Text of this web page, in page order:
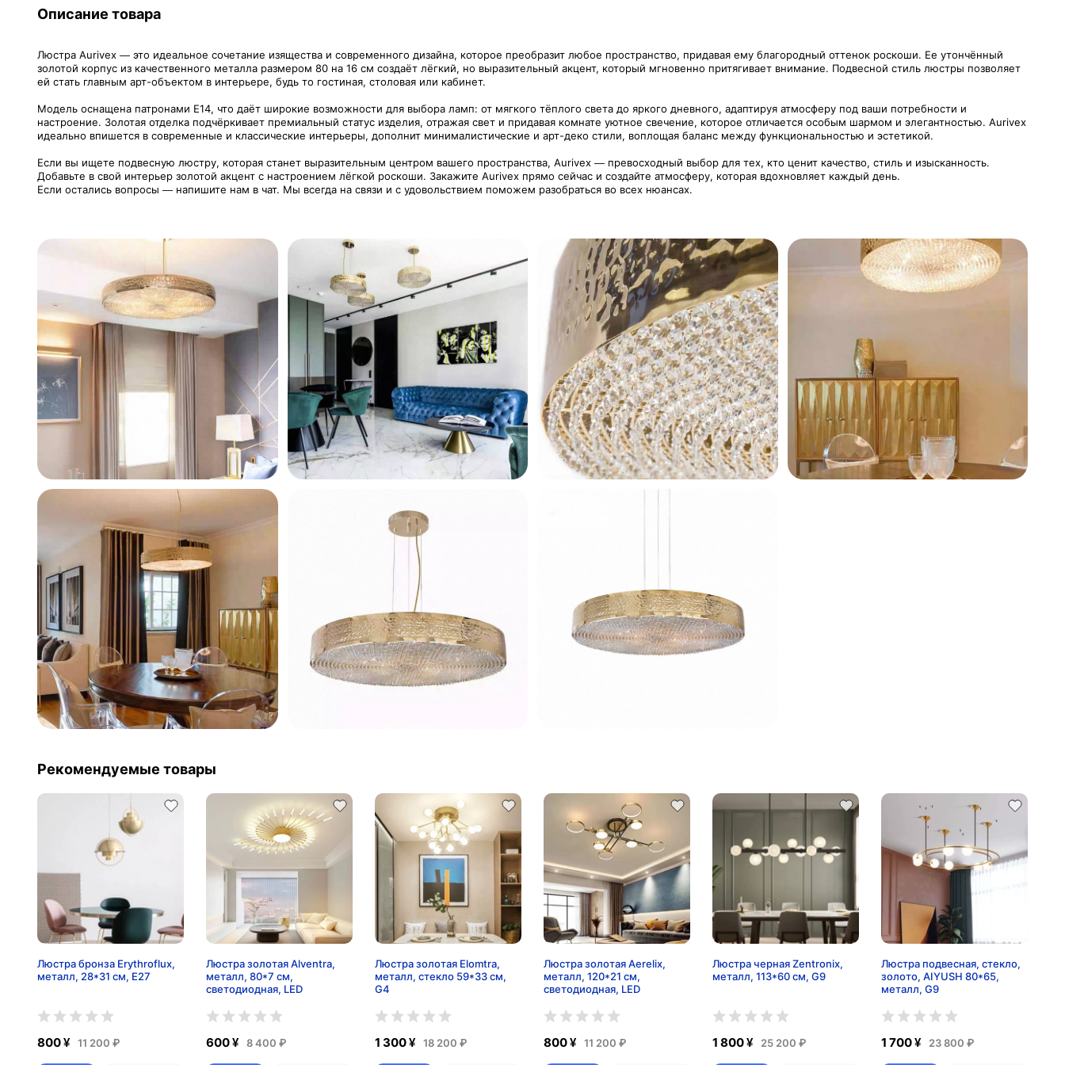
Описание товара
Люстра Aurivex — это идеальное сочетание изящества и современного дизайна, которое преобразит любое пространство, придавая ему благородный оттенок роскоши. Ее утончённый
золотой корпус из качественного металла размером 80 на 16 см создаёт лёгкий, но выразительный акцент, который мгновенно притягивает внимание. Подвесной стиль люстры позволяет
ей стать главным арт-объектом в интерьере, будь то гостиная, столовая или кабинет.
Модель оснащена патронами Е14, что даёт широкие возможности для выбора ламп: от мягкого тёплого света до яркого дневного, адаптируя атмосферу под ваши потребности и
настроение. Золотая отделка подчёркивает премиальный статус изделия, отражая свет и придавая комнате уютное свечение, которое отличается особым шармом и элегантностью. Aurivex
идеально впишется в современные и классические интерьеры, дополнит минималистические и арт-деко стили, воплощая баланс между функциональностью и эстетикой.
Если вы ищете подвесную люстру, которая станет выразительным центром вашего пространства, Aurivex — превосходный выбор для тех, кто ценит качество, стиль и изысканность.
Добавьте в свой интерьер золотой акцент с настроением лёгкой роскоши. Закажите Aurivex прямо сейчас и создайте атмосферу, которая вдохновляет каждый день.
Если остались вопросы — напишите нам в чат. Мы всегда на связи и с удовольствием поможем разобраться во всех нюансах.
Рекомендуемые товары
Люстра бронза Erythroflux,
металл, 28*31 см, Е27
800 ¥ 11 200 ₽
Люстра золотая Alventra,
металл, 80*7 см,
светодиодная, LED
600 ¥ 8 400 ₽
Люстра золотая Elomtra,
металл, стекло 59*33 см,
G4
1 300 ¥ 18 200 ₽
Люстра золотая Aerelix,
металл, 120*21 см,
светодиодная, LED
800 ¥ 11 200 ₽
Люстра черная Zentronix,
металл, 113*60 см, G9
1 800 ¥ 25 200 ₽
Люстра подвесная, стекло,
золото, AIYUSH 80*65,
металл, G9
1 700 ¥ 23 800 ₽